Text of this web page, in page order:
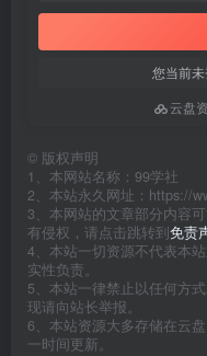
您当前
云盘
© 版权声明
1、本网站名称：99学社
2、本站永久网址：https://
3、本网站的文章部分内容
有侵权，请点击跳转到免责
4、本站一切资源不代表本
实性负责。
5、本站一律禁止以任何方
现请向站长举报。
6、本站资源大多存储在云
一时间更新。